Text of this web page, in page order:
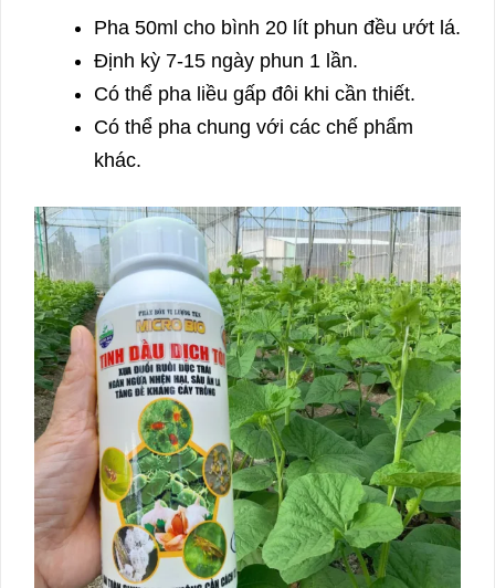
Pha 50ml cho bình 20 lít phun đều ướt lá.
Định kỳ 7-15 ngày phun 1 lần.
Có thể pha liều gấp đôi khi cần thiết.
Có thể pha chung với các chế phẩm
khác.